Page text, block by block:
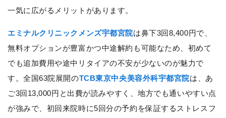
一気に広がるメリットがあります。
エミナルクリニックメンズ宇都宮院は鼻下3回8,400円で、
無料オプションが豊富かつ中途解約も可能なため、初めて
でも追加費用や途中リタイアの不安が少ないのが魅力で
す。全国63院展開のTCB東京中央美容外科宇都宮院は、あ
ご3回13,000円と出費が読みやすく、地方でも通いやすい点
が強みで、初回来院時に5回分の予約を保証するストレスフ